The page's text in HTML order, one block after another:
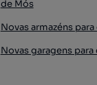
de Mós
Novas armazéns
Novas garagens